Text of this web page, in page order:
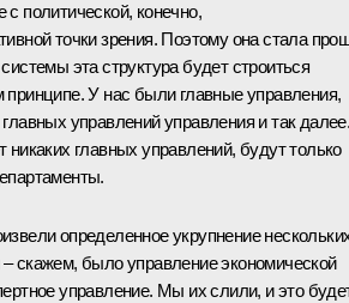
с политической, конечно,
точки зрения. Поэтому она стала
эта структура будет строиться
принципе. У нас были главные управления,
управлений управления и так
никаких главных управлений, будут только
определенное укрупнение
скажем, было управление экономической
управление. Мы их слили, и это